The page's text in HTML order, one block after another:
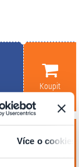
Více o cookies
Koupit